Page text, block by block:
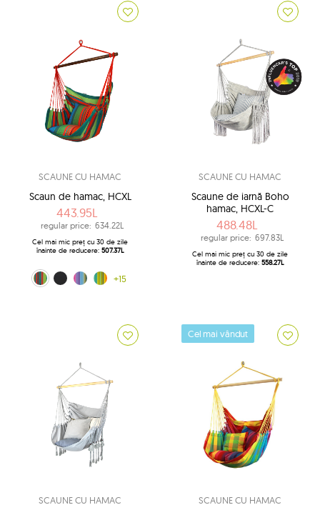
SCAUNE CU HAMAC
Scaun de hamac, HCXL
443.95L
regular price: 634.22L
Cel mai mic preț cu 30 de zile
înainte de reducere: 507.37L
sunrise (0333)
negru (10)
Multiple (160)
Kuna Yala (188)
+15
SCAUNE CU HAMAC
Scaune de iarnă Boho
hamac, HCXL-C
488.48L
regular price: 697.83L
Cel mai mic preț cu 30 de zile
înainte de reducere: 558.27L
SCAUNE CU HAMAC
Cel mai vândut
SCAUNE CU HAMAC